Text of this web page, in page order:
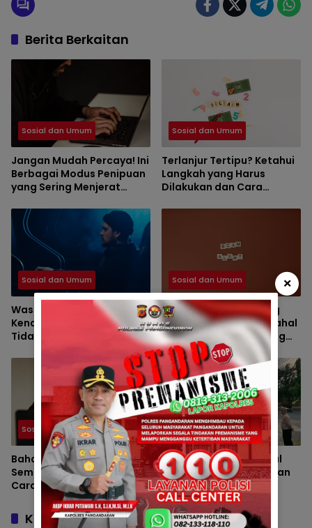
Berita Berkaitan
Sosial dan Umum
Jangan Mudah Percaya! Ini
Berbagai Modus Penipuan
yang Sering Menjerat
Sosial dan Umum
Terlanjur Tertipu? Ketahui
Langkah yang Harus
Dilakukan dan Cara
Terulang
Sosial dan Umum
Waspada Penipuan Online!
Kenali Modus Terbaru Agar
Tidak Menjadi Korban
Sosial dan Umum
Ciri-Ciri Penipuan yang
Sering Diabaikan, Padahal
Bisa Menguras Rekening
dalam Hitungan Menit
Sosial dan Umum
Bahaya Penipuan Digital
Semakin Marak, Simak
Cara Melindungi Diri dan
Keluarga
Berita
Pengamanan Maksimal
Polsek Pangandaran dan
Polres Pangandaran,
Nobar Final Piala Presiden
Berlangsung Aman
Komentar
×